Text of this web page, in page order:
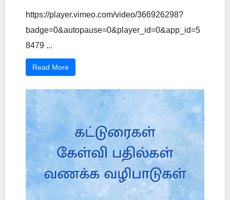
https://player.vimeo.com/video/366926298?
badge=0&autopause=0&player_id=0&app_id=5
8479 ...
Read More